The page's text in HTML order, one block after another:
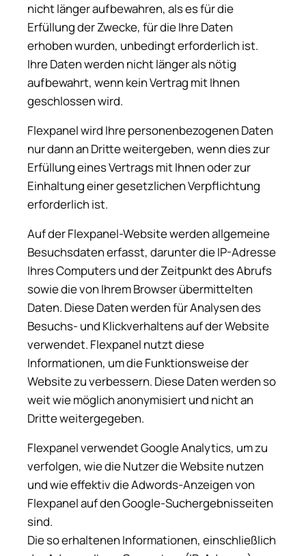
nicht länger aufbewahren, als es für die
Erfüllung der Zwecke, für die Ihre Daten
erhoben wurden, unbedingt erforderlich ist.
Ihre Daten werden nicht länger als nötig
aufbewahrt, wenn kein Vertrag mit Ihnen
geschlossen wird.
Flexpanel wird Ihre personenbezogenen Daten
nur dann an Dritte weitergeben, wenn dies zur
Erfüllung eines Vertrags mit Ihnen oder zur
Einhaltung einer gesetzlichen Verpflichtung
erforderlich ist.
Auf der Flexpanel-Website werden allgemeine
Besuchsdaten erfasst, darunter die IP-Adresse
Ihres Computers und der Zeitpunkt des Abrufs
sowie die von Ihrem Browser übermittelten
Daten. Diese Daten werden für Analysen des
Besuchs- und Klickverhaltens auf der Website
verwendet. Flexpanel nutzt diese
Informationen, um die Funktionsweise der
Website zu verbessern. Diese Daten werden so
weit wie möglich anonymisiert und nicht an
Dritte weitergegeben.
Flexpanel verwendet Google Analytics, um zu
verfolgen, wie die Nutzer die Website nutzen
und wie effektiv die Adwords-Anzeigen von
Flexpanel auf den Google-Suchergebnisseiten
sind.
Die so erhaltenen Informationen, einschließlich